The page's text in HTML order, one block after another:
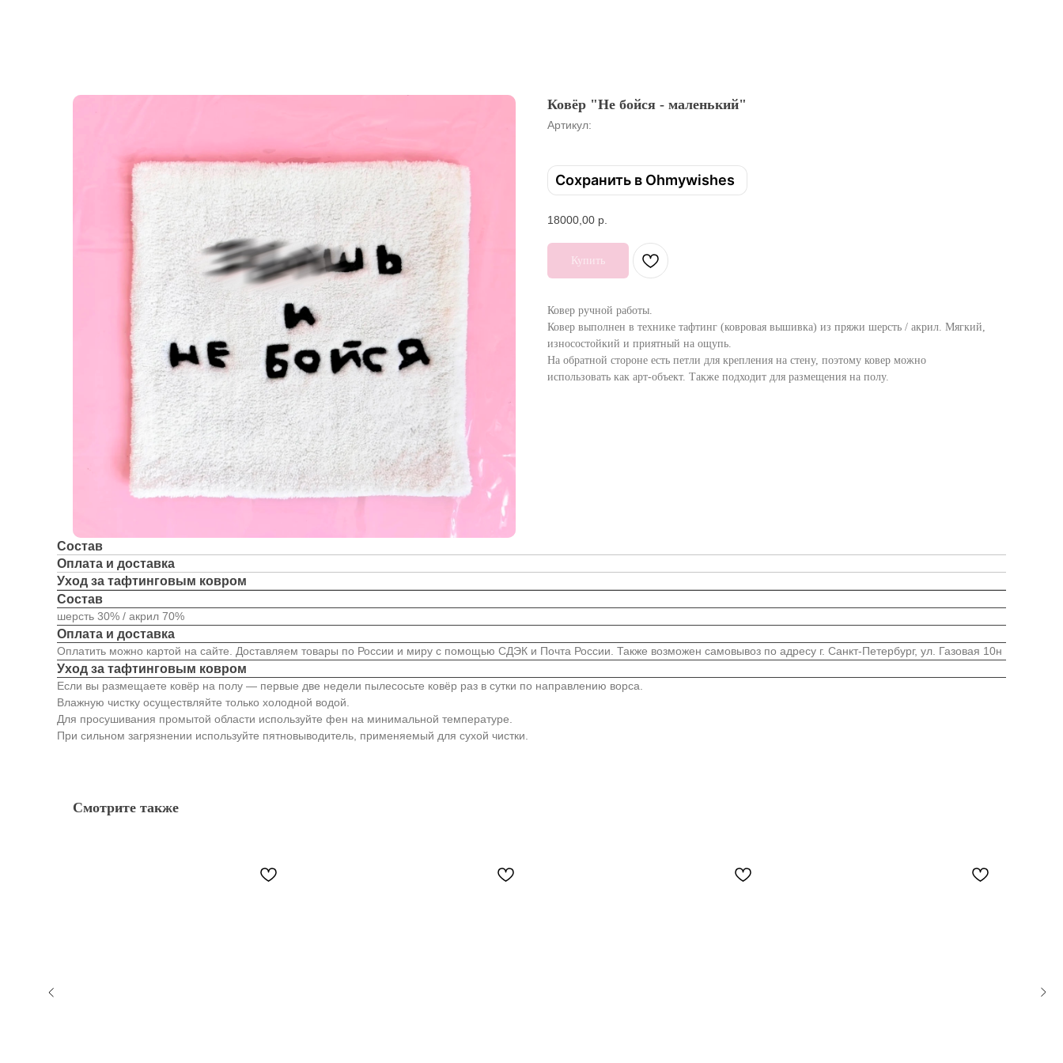
Ковёр "Не бойся - маленький"
Артикул:
Сохранить в Ohmywishes
18000,00 р.
Купить
Ковер ручной работы.
Ковер выполнен в технике тафтинг (ковровая вышивка) из пряжи шерсть / акрил. Мягкий,
износостойкий и приятный на ощупь.
На обратной стороне есть петли для крепления на стену, поэтому ковер можно
использовать как арт-объект. Также подходит для размещения на полу.
Состав
Оплата и доставка
Уход за тафтинговым ковром
Состав
шерсть 30% / акрил 70%
Оплата и доставка
Оплатить можно картой на сайте. Доставляем товары по России и миру с помощью СДЭК и Почта России. Также возможен самовывоз по адресу г. Санкт-Петербург, ул. Газовая 10н
Уход за тафтинговым ковром
Если вы размещаете ковёр на полу — первые две недели пылесосьте ковёр раз в сутки по направлению ворса.
Влажную чистку осуществляйте только холодной водой.
Для просушивания промытой области используйте фен на минимальной температуре.
При сильном загрязнении используйте пятновыводитель, применяемый для сухой чистки.
Смотрите также